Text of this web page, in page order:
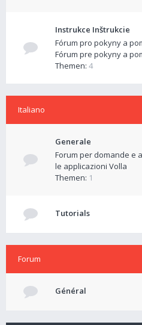
Instrukce Inštrukcie
Fórum pro pokyny a
Fórum pre pokyny a
Themen: 4
Italiano
Generale
Forum per domande e
le applicazioni Volla
Themen: 1
Tutorials
Forum
Général